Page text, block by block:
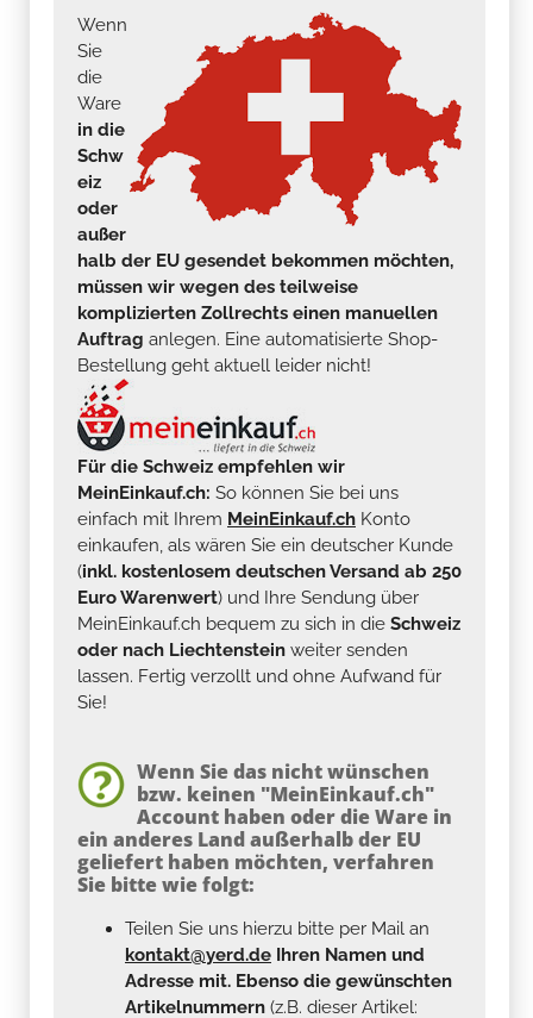
Wenn
Sie
die
Ware
in die
Schw
eiz
oder
außer
halb der EU gesendet bekommen möchten,
müssen wir wegen des teilweise
komplizierten Zollrechts einen manuellen
Auftrag anlegen. Eine automatisierte Shop-
Bestellung geht aktuell leider nicht!
Für die Schweiz empfehlen wir
MeinEinkauf.ch: So können Sie bei uns
einfach mit Ihrem MeinEinkauf.ch Konto
einkaufen, als wären Sie ein deutscher Kunde
(inkl. kostenlosem deutschen Versand ab 250
Euro Warenwert) und Ihre Sendung über
MeinEinkauf.ch bequem zu sich in die Schweiz
oder nach Liechtenstein weiter senden
lassen. Fertig verzollt und ohne Aufwand für
Sie!
Wenn Sie das nicht wünschen
bzw. keinen "MeinEinkauf.ch"
Account haben oder die Ware in
ein anderes Land außerhalb der EU
geliefert haben möchten, verfahren
Sie bitte wie folgt:
Teilen Sie uns hierzu bitte per Mail an
kontakt@yerd.de Ihren Namen und
Adresse mit. Ebenso die gewünschten
Artikelnummern (z.B. dieser Artikel: